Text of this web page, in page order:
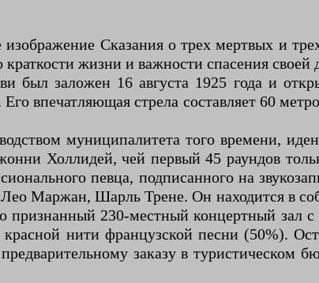
изображение Сказания о трех мертвых и
жизни и важности спасения
был заложен 16 августа 1925 года и
впечатляющая стрела составляет 60
муниципалитета того времени,
Холлидей, чей первый 45 раундов
певца, подписанного на
Маржан, Шарль Трене. Он находится в
признанный 230-местный концертный зал
красной нити французской песни (50%).
заказу в туристическом